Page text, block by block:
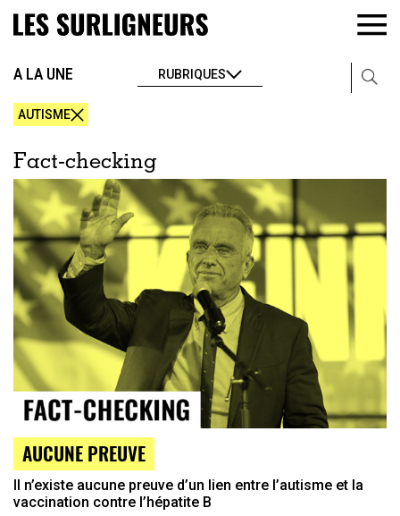
A LA UNE RUBRIQUES
AUTISME
Fact-checking
AUCUNE PREUVE
Il n’existe aucune preuve d’un lien entre l’autisme et la
vaccination contre l’hépatite B